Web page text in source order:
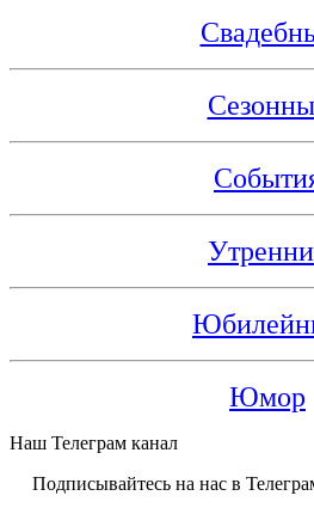
Юмор
Наш Телеграм канал
Подписывайтесь на нас в